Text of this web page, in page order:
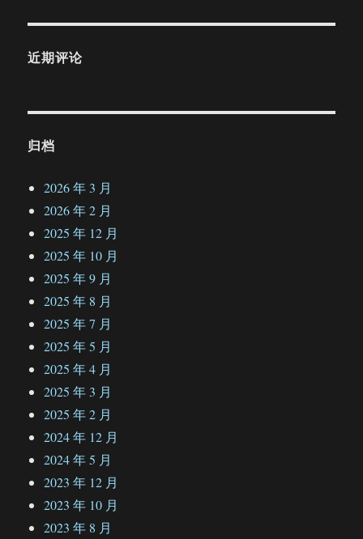
近期评论
归档
2026 年 3 月
2026 年 2 月
2025 年 12 月
2025 年 10 月
2025 年 9 月
2025 年 8 月
2025 年 7 月
2025 年 5 月
2025 年 4 月
2025 年 3 月
2025 年 2 月
2024 年 12 月
2024 年 5 月
2023 年 12 月
2023 年 10 月
2023 年 8 月